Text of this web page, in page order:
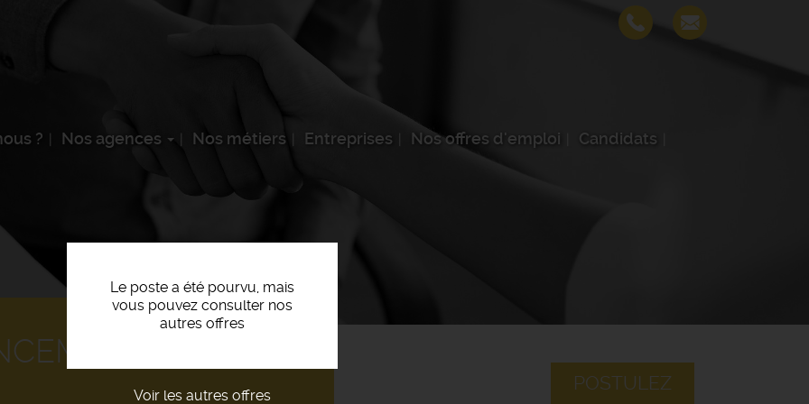
? Nos agences Nos métiers Entreprises Nos offres d'emploi Candidats
Le poste a été pourvu, mais
vous pouvez consulter nos
autres offres
Voir les autres offres
POSTULEZ
N3P2 H/F